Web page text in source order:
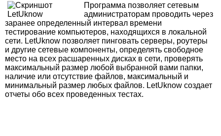
Программа позволяет сетевым
администраторам проводить через
заранее определенный интервал времени
тестирование компьютеров, находящихся в локальной
сети. LetUknow позволяет пинговать серверы, роутеры
и другие сетевые компоненты, определять свободное
место на всех расшаренных дисках в сети, проверять
максимальный размер любой выбранной вами папки,
наличие или отсутствие файлов, максимальный и
минимальный размер любых файлов. LetUknow создает
отчеты обо всех проведенных тестах.